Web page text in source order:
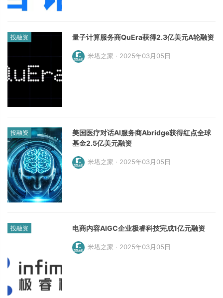
投融资 量子计算服务商QuEra获得2.3亿美元A轮融资
米塔之家 · 2025年03月05日
投融资
美国医疗对话AI服务商Abridge获得红点全球
基金2.5亿美元融资
米塔之家 · 2025年03月05日
投融资 电商内容AIGC企业极睿科技完成1亿元融资
米塔之家 · 2025年03月05日